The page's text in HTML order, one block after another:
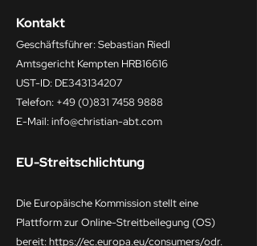
Kontakt
Geschäftsführer: Sebastian Riedl
Amtsgericht Kempten HRB16616
UST-ID: DE343134207
Telefon: +49 (0)831 7458 9888
E-Mail: info@christian-abt.com
EU-Streitschlichtung
Die Europäische Kommission stellt eine
Plattform zur Online-Streitbeilegung (OS)
bereit:https://ec.europa.eu/consumers/odr.